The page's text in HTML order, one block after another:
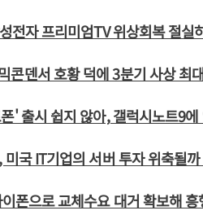
전자 프리미엄TV 위상회복 절실
콘덴서 호황 덕에 3분기 사상 최
' 출시 쉽지 않아, 갤럭시노트9에
국 IT기업의 서버 투자 위축될
폰으로 교체수요 대거 확보해